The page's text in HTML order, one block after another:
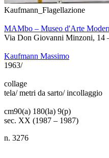
Kaufmann_Flagellazione
MAMbo – Museo d'Arte
Via Don Giovanni Minzoni, 14
Kaufmann Massimo
1963/
collage
tela/ metri da sarto/ incollaggio
cm90(a) 180(la) 9(p)
sec. XX (1987 – 1987)
n. 3276